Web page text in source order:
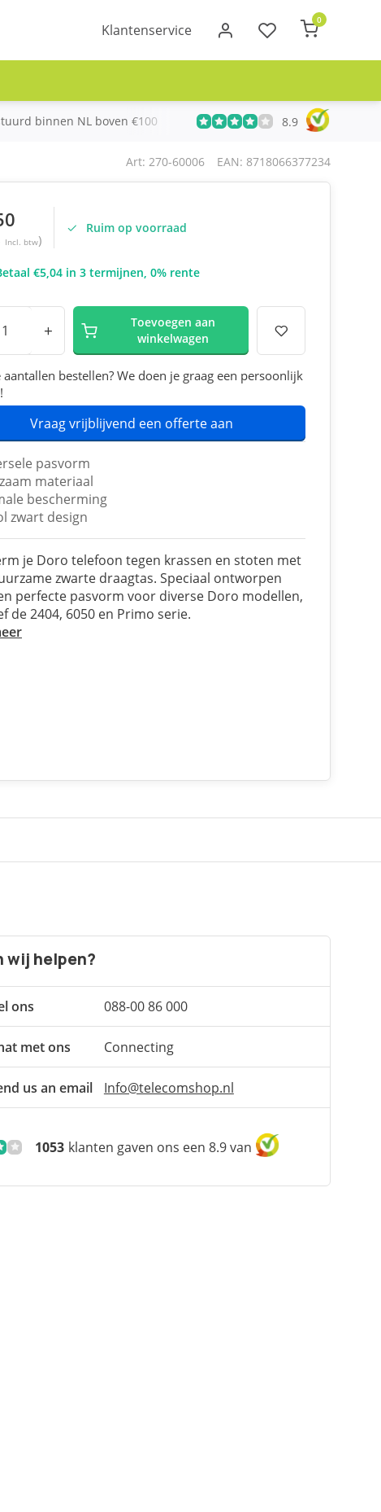
Klantenservice
0
binnen NL boven €100 Meer dan 20 jaar Telecom
8.9
Art: 270-60006 EAN: 8718066377234
Incl. btw)
Ruim op voorraad
€5,04 in 3 termijnen, 0% rente
+
Toevoegen aan
winkelwagen
aantallen bestellen? We doen je graag een persoonlijk
Vraag vrijblijvend een offerte aan
pasvorm
materiaal
bescherming
zwart design
je Doro telefoon tegen krassen en stoten met
zwarte draagtas. Speciaal ontworpen
perfecte pasvorm voor diverse Doro modellen,
de 2404, 6050 en Primo serie.
wij helpen?
ons 088-00 86 000
met ons Connecting
us an email Info@telecomshop.nl
1053 klanten gaven ons een 8.9 van